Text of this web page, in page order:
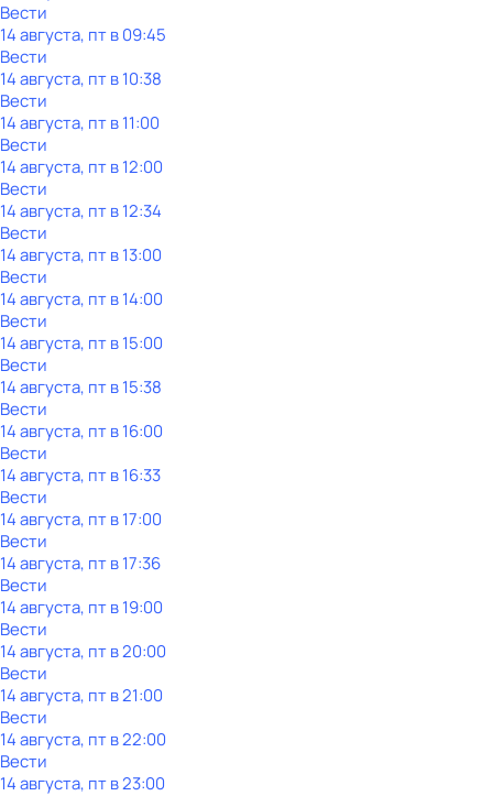
Вести
14 августа, пт в 09:45
Вести
14 августа, пт в 10:38
Вести
14 августа, пт в 11:00
Вести
14 августа, пт в 12:00
Вести
14 августа, пт в 12:34
Вести
14 августа, пт в 13:00
Вести
14 августа, пт в 14:00
Вести
14 августа, пт в 15:00
Вести
14 августа, пт в 15:38
Вести
14 августа, пт в 16:00
Вести
14 августа, пт в 16:33
Вести
14 августа, пт в 17:00
Вести
14 августа, пт в 17:36
Вести
14 августа, пт в 19:00
Вести
14 августа, пт в 20:00
Вести
14 августа, пт в 21:00
Вести
14 августа, пт в 22:00
Вести
14 августа, пт в 23:00